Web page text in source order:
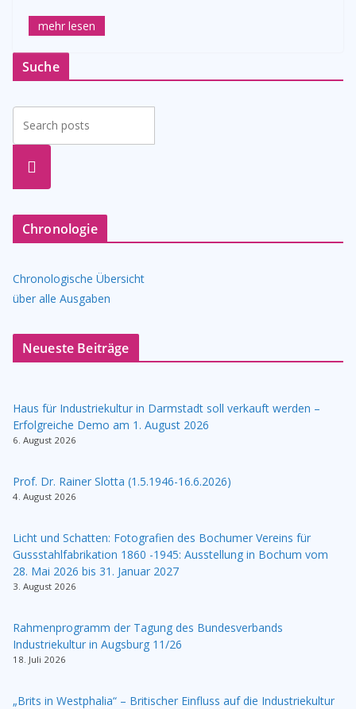
Suche
n
Chronologie
Chronologische Übersicht
über alle Ausgaben
Neueste Beiträge
Haus für Industriekultur in Darmstadt soll verkauft werden –
Erfolgreiche Demo am 1. August 2026
6. August 2026
Prof. Dr. Rainer Slotta (1.5.1946-16.6.2026)
4. August 2026
Licht und Schatten: Fotografien des Bochumer Vereins für
Gussstahlfabrikation 1860 -1945: Ausstellung in Bochum vom
28. Mai 2026 bis 31. Januar 2027
3. August 2026
Rahmenprogramm der Tagung des Bundesverbands
Industriekultur in Augsburg 11/26
18. Juli 2026
„Brits in Westphalia“ – Britischer Einfluss auf die Industriekultur